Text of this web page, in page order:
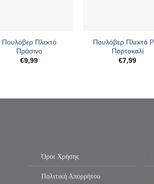
Πουλόβερ Πλεκτό
Πράσινο
€9,99
Πουλόβερ Πλεκτό
Πορτοκαλί
€7,99
Όροι Χρήσης
Πολιτική Απορρήτου